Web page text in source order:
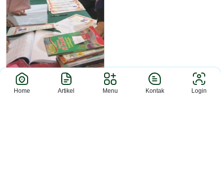
Home Artikel Menu Kontak Login